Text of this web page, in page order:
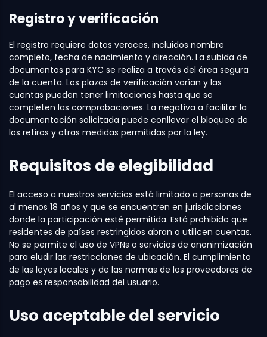
Registro y verificación
El registro requiere datos veraces, incluidos nombre
completo, fecha de nacimiento y dirección. La subida de
documentos para KYC se realiza a través del área segura
de la cuenta. Los plazos de verificación varían y las
cuentas pueden tener limitaciones hasta que se
completen las comprobaciones. La negativa a facilitar la
documentación solicitada puede conllevar el bloqueo de
los retiros y otras medidas permitidas por la ley.
Requisitos de elegibilidad
El acceso a nuestros servicios está limitado a personas de
al menos 18 años y que se encuentren en jurisdicciones
donde la participación esté permitida. Está prohibido que
residentes de países restringidos abran o utilicen cuentas.
No se permite el uso de VPNs o servicios de anonimización
para eludir las restricciones de ubicación. El cumplimiento
de las leyes locales y de las normas de los proveedores de
pago es responsabilidad del usuario.
Uso aceptable del servicio